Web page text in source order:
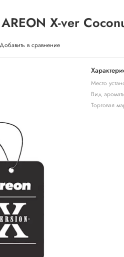
Х-ver
Добавить в сравнение
Место
Вид
Торговая